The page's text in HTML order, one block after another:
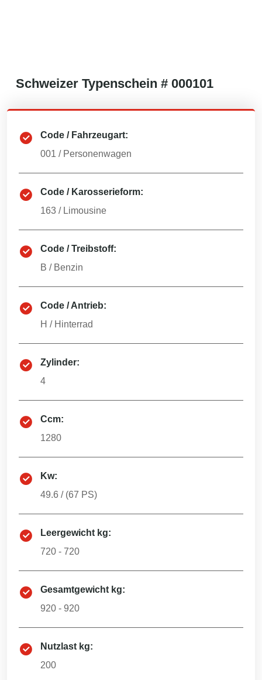
Schweizer Typenschein # 000101
Code / Fahrzeugart:
001 / Personenwagen
Code / Karosserieform:
163 / Limousine
Code / Treibstoff:
B / Benzin
Code / Antrieb:
H / Hinterrad
Zylinder:
4
Ccm:
1280
Kw:
49.6 / (67 PS)
Leergewicht kg:
720 - 720
Gesamtgewicht kg:
920 - 920
Nutzlast kg:
200